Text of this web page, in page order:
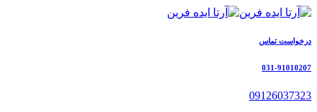
درخواست تماس
031-91010207
09126037323